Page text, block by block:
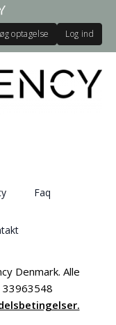
optagelse Log ind
Faq
Denmark. Alle